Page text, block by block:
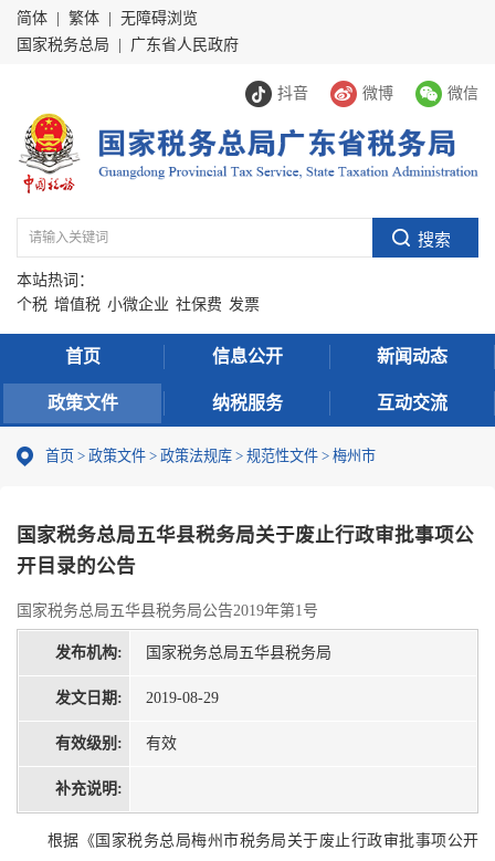
简体 繁体
无障碍浏览
国家税务总局
广东省人民政府
抖音 微博 微信
本站热词：
个税 增值税 小微企业 社保费 发票
首页 信息公开 新闻动态
政策文件 纳税服务 互动交流
首页 > 政策文件 > 政策法规库 > 规范性文件 > 梅州市
国家税务总局五华县税务局关于废止行政审批事项公
开目录的公告
国家税务总局五华县税务局公告2019年第1号
发布机构: 国家税务总局五华县税务局
发文日期: 2019-08-29
有效级别: 有效
补充说明:
根据《国家税务总局梅州市税务局关于废止行政审批事项公开